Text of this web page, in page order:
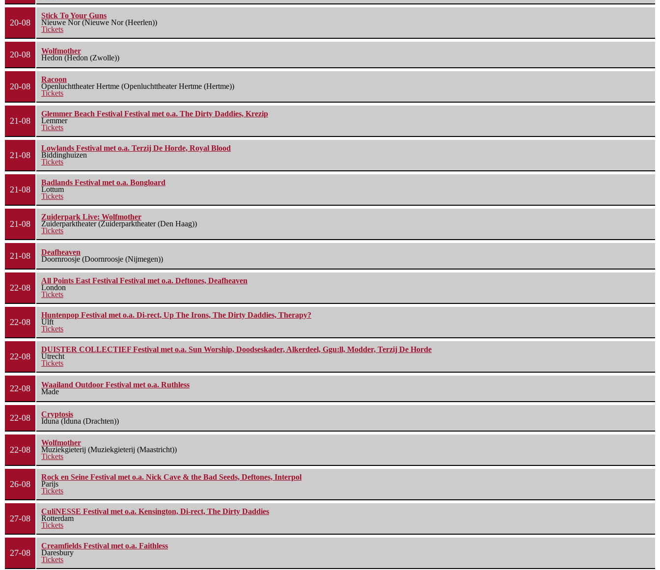
20-08
Stick To Your Guns
Nieuwe Nor (Nieuwe Nor (Heerlen))
Tickets
20-08
Wolfmother
Hedon (Hedon (Zwolle))
20-08
Racoon
Openluchttheater Hertme (Openluchttheater Hertme (Hertme))
Tickets
21-08
Glemmer Beach Festival Festival met o.a. The Dirty Daddies, Krezip
Lemmer
Tickets
21-08
Lowlands Festival met o.a. Terzij De Horde, Royal Blood
Biddinghuizen
Tickets
21-08
Badlands Festival met o.a. Bongloard
Lottum
Tickets
21-08
Zuiderpark Live: Wolfmother
Zuiderparktheater (Zuiderparktheater (Den Haag))
Tickets
21-08
Deafheaven
Doornroosje (Doornroosje (Nijmegen))
22-08
All Points East Festival Festival met o.a. Deftones, Deafheaven
London
Tickets
22-08
Huntenpop Festival met o.a. Di-rect, Up The Irons, The Dirty Daddies, Therapy?
Ulft
Tickets
22-08
DUISTER COLLECTIEF Festival met o.a. Sun Worship, Doodseskader, Alkerdeel, Ggu:ll, Modder, Terzij De Horde
Utrecht
Tickets
22-08
Waailand Outdoor Festival met o.a. Ruthless
Made
22-08
Cryptosis
Iduna (Iduna (Drachten))
22-08
Wolfmother
Muziekgieterij (Muziekgieterij (Maastricht))
Tickets
26-08
Rock en Seine Festival met o.a. Nick Cave & the Bad Seeds, Deftones, Interpol
Parijs
Tickets
27-08
CuliNESSE Festival met o.a. Kensington, Di-rect, The Dirty Daddies
Rotterdam
Tickets
27-08
Creamfields Festival met o.a. Faithless
Daresbury
Tickets